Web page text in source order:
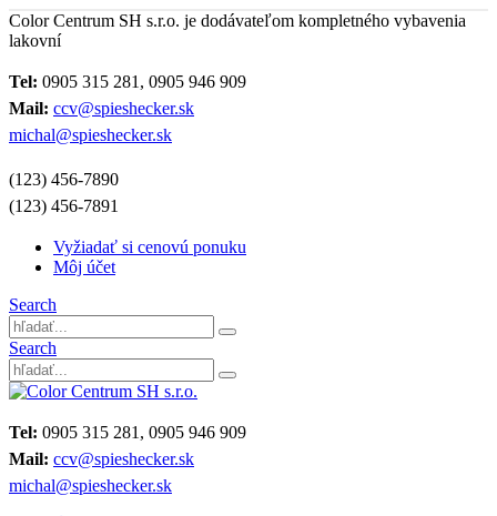
Color Centrum SH s.r.o. je dodávateľom kompletného vybavenia
lakovní
Tel: 0905 315 281, 0905 946 909
Mail: ccv@spieshecker.sk
michal@spieshecker.sk
(123) 456-7890
(123) 456-7891
Vyžiadať si cenovú ponuku
Môj účet
Search
Search
Tel: 0905 315 281, 0905 946 909
Mail: ccv@spieshecker.sk
michal@spieshecker.sk